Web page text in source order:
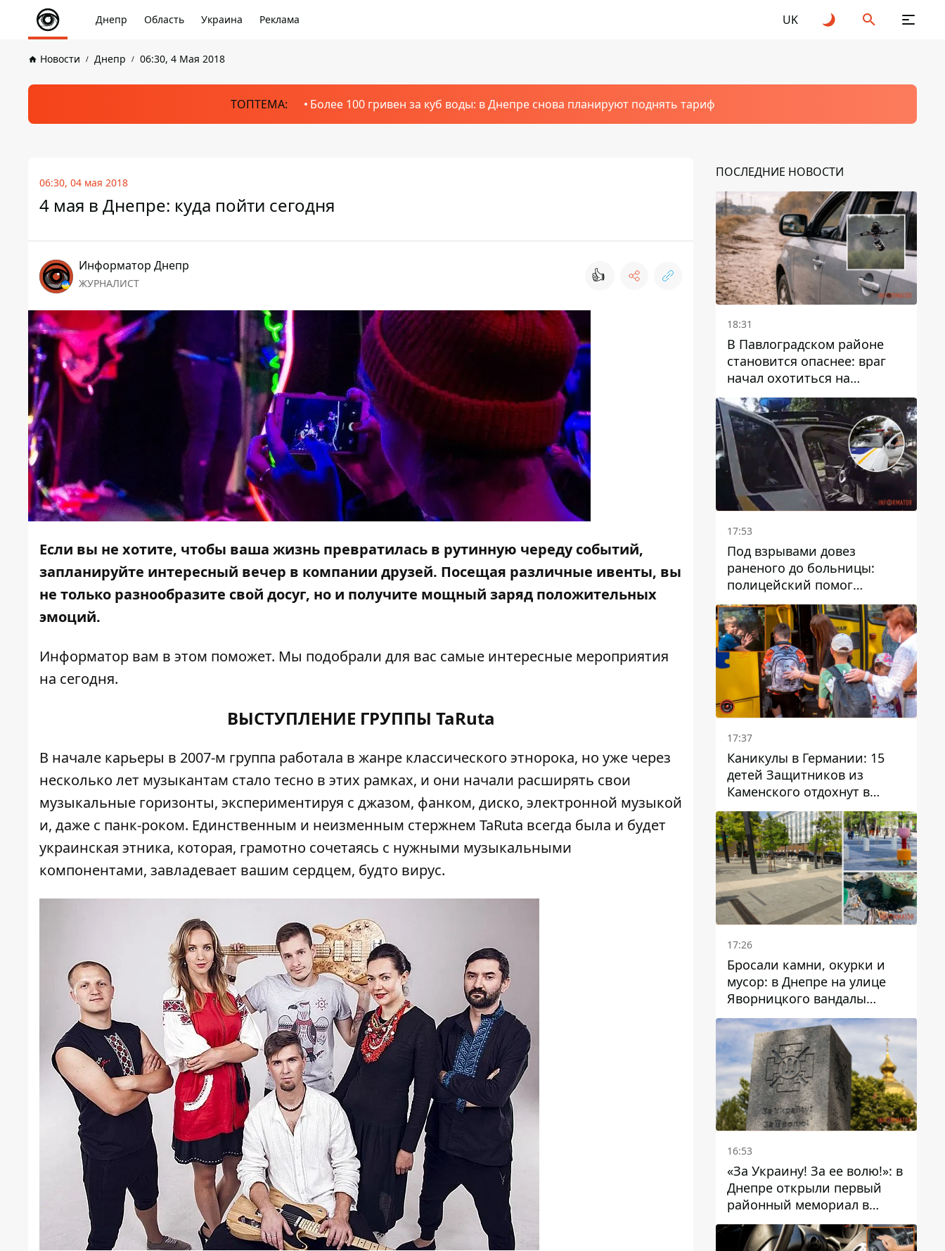
Днепр Область Украина Реклама UK
Новости Днепр 06:30, 4 Мая 2018
ТОПТЕМА: Более 100 гривен за куб воды: в Днепре снова планируют поднять тариф
06:30, 04 мая 2018
4 мая в Днепре: куда пойти сегодня
Информатор Днепр
ЖУРНАЛИСТ 👍
Если вы не хотите, чтобы ваша жизнь превратилась в рутинную череду событий,
запланируйте интересный вечер в компании друзей. Посещая различные ивенты, вы
не только разнообразите свой досуг, но и получите мощный заряд положительных
эмоций.
Информатор вам в этом поможет. Мы подобрали для вас самые интересные мероприятия
на сегодня.
ВЫСТУПЛЕНИЕ ГРУППЫ TaRuta
В начале карьеры в 2007-м группа работала в жанре классического этнорока, но уже через
несколько лет музыкантам стало тесно в этих рамках, и они начали расширять свои
музыкальные горизонты, экспериментируя с джазом, фанком, диско, электронной музыкой
и, даже с панк-роком. Единственным и неизменным стержнем TaRuta всегда была и будет
украинская этника, которая, грамотно сочетаясь с нужными музыкальными
компонентами, завладевает вашим сердцем, будто вирус.
ПОСЛЕДНИЕ НОВОСТИ
18:31
В Павлоградском районе
становится опаснее: враг
начал охотиться на
гражданский и военный
транспорт
17:53
Под взрывами довез
раненого до больницы:
полицейский помог
пострадавшему после атаки
на Каменский район
17:37
Каникулы в Германии: 15
детей Защитников из
Каменского отдохнут в
Вуппертале
17:26
Бросали камни, окурки и
мусор: в Днепре на улице
Яворницкого вандалы
повредили питьевые
фонтаны
16:53
«За Украину! За ее волю!»: в
Днепре открыли первый
районный мемориал в
честь погибших
Защитников